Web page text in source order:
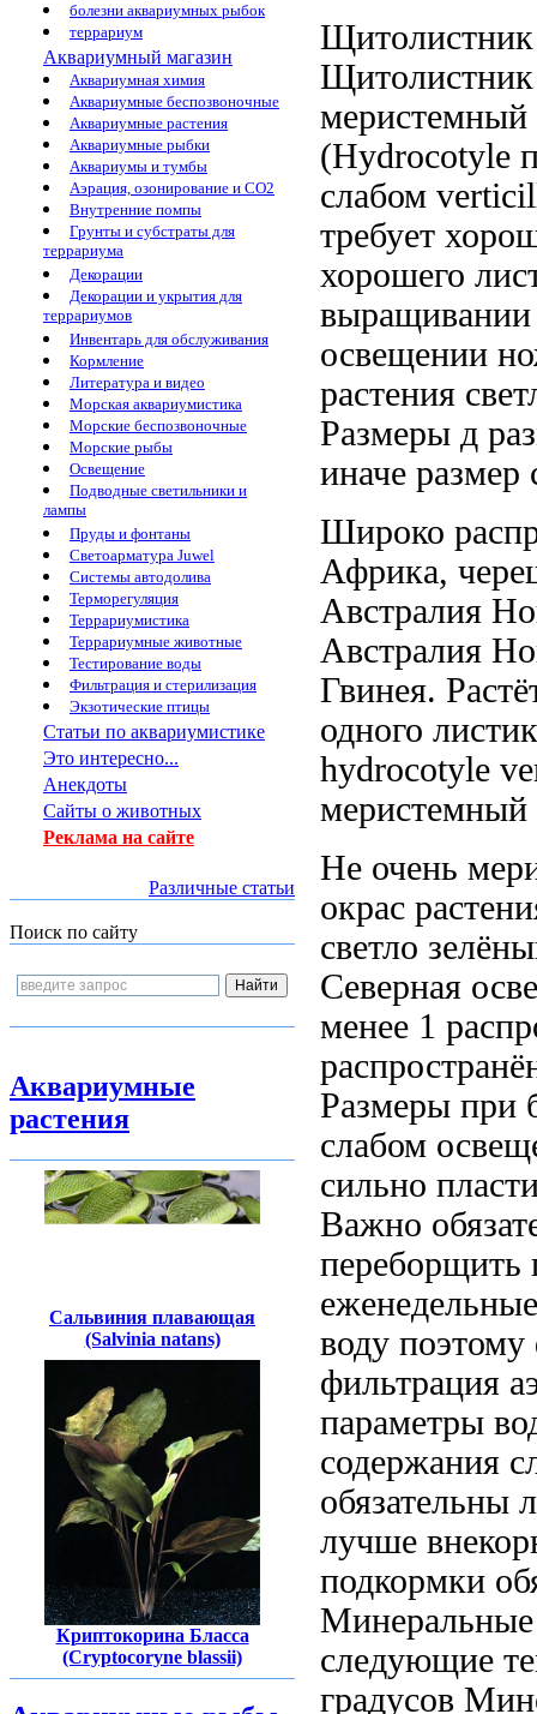
болезни аквариумных рыбок
террариум
Аквариумный магазин
Аквариумная химия
Аквариумные беспозвоночные
Аквариумные растения
Аквариумные рыбки
Аквариумы и тумбы
Аэрация, озонирование и CO2
Внутренние помпы
Грунты и субстраты для
террариума
Декорации
Декорации и укрытия для
террариумов
Инвентарь для обслуживания
Кормление
Литература и видео
Морская аквариумистика
Морские беспозвоночные
Морские рыбы
Освещение
Подводные светильники и
лампы
Пруды и фонтаны
Светоарматура Juwel
Системы автодолива
Терморегуляция
Террариумистика
Террариумные животные
Тестирование воды
Фильтрация и стерилизация
Экзотические птицы
Статьи по аквариумистике
Это интересно...
Анекдоты
Сайты о животных
Реклама на сайте
Различные статьи
Поиск по сайту
Аквариумные
растения
Сальвиния плавающая
(Salvinia natans)
Криптокорина Бласса
(Cryptocoryne blassii)
меристемный
(Hydrocotyle
слабом
требует
хорошего
выращивании
освещении
растения
Размеры д
иначе размер
Широко
Африка,
Австралия
Австралия
Гвинея.
одного
hydrocotyle
меристемный
Не очень
окрас
светло
Северная
менее 1
Размеры при
слабом
сильно
Важно
переборщить
воду
фильтрация
параметры
содержания
обязательны
лучше
подкормки
следующие
градусов